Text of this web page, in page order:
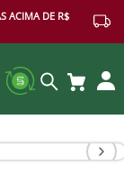
ACIMA DE R$